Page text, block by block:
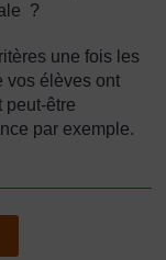
?
une fois les
vos élèves ont
peut-être
par exemple.